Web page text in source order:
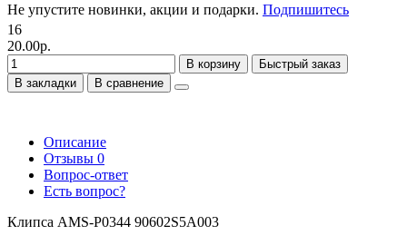
Не упустите новинки, акции и подарки. Подпишитесь
16
20.00р.
В корзину
Быстрый заказ
В закладки
В сравнение
Описание
Отзывы 0
Вопрос-ответ
Есть вопрос?
Клипса AMS-P0344 90602S5A003